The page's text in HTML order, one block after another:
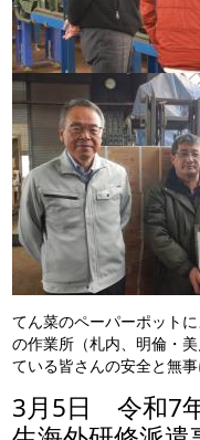
てん菜のペーパーポット
の作業所（札内、明倫・
ている皆さんの安全と無
3月5日 令和7